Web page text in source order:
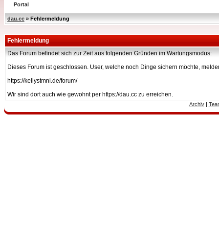
Portal
dau.cc » Fehlermeldung
Fehlermeldung
Das Forum befindet sich zur Zeit aus folgenden Gründen im Wartungsmodus:
Dieses Forum ist geschlossen. User, welche noch Dinge sichern möchte,
https://kellystmnl.de/forum/
Wir sind dort auch wie gewohnt per https://dau.cc zu erreichen.
Archiv|